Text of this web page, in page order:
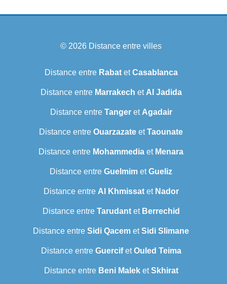
© 2026 Distance entre villes
Distance entre RabatetCasablanca
Distance entre Marrakech et Al Jadida
Distance entre Tangeret Agadair
Distance entre Ouarzazate etTaounate
Distance entre Mohammedia et Menara
Distance entre Guelmim etGueliz
Distance entre Al Khmissatet Nador
Distance entre Tarudantet Berrechid
Distance entre Sidi Qacem etSidi Slimane
Distance entre GuercifetOuled Teima
Distance entre Beni MaleketSkhirat